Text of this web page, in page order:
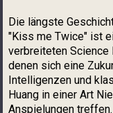
Die längste
"Kiss me Twice" ist
verbreiteten Science
denen sich eine
Intelligenzen und
Huang in einer Art
Anspielungen treffen.